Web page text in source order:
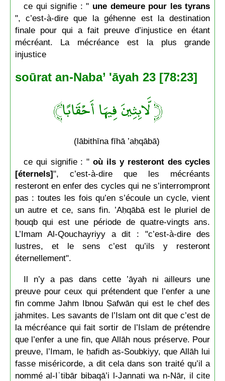
ce qui signifie : " une demeure pour les tyrans
", c’est-à-dire que la géhenne est la destination
finale pour qui a fait preuve d’injustice en étant
mécréant. La mécréance est la plus grande
injustice
soūrat an-Naba’ 'āyah 23 [78:23]
﴿ لَّابِثِينَ فِيهَا أَحْقَابًا﴾
(lābithīna fīhā ’aḥqābā)
ce qui signifie : "où ils y resteront des cycles
[éternels]", c’est-à-dire que les mécréants
resteront en enfer des cycles qui ne s’interrompront
pas : toutes les fois qu’en s’écoule un cycle, vient
un autre et ce, sans fin. ’Aḥqābā est le pluriel de
ḥouqb qui est une période de quatre-vingts ans.
L’Imam Al-Qouchayriyy a dit : "c’est-à-dire des
lustres, et le sens c’est qu’ils y resteront
éternellement".
Il n’y a pas dans cette ’āyah ni ailleurs une
preuve pour ceux qui prétendent que l’enfer a une
fin comme Jahm Ibnou Ṣafwān qui est le chef des
jahmites. Les savants de l’Islam ont dit que c’est de
la mécréance qui fait sortir de l’Islam de prétendre
que l’enfer a une fin, que Allāh nous préserve. Pour
preuve, l’Imam, le ḥafidh as-Soubkiyy, que Allāh lui
fasse miséricorde, a dit cela dans son traité qu’il a
nommé al-Iʿtibār bibaqā’i l-Jannati wa n-Nār, il cite